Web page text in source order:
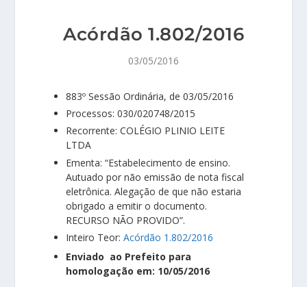
Acórdão 1.802/2016
03/05/2016
883º Sessão Ordinária, de 03/05/2016
Processos: 030/020748/2015
Recorrente: COLÉGIO PLINIO LEITE
LTDA
Ementa: “Estabelecimento de ensino.
Autuado por não emissão de nota fiscal
eletrônica. Alegação de que não estaria
obrigado a emitir o documento.
RECURSO NÃO PROVIDO”.
Inteiro Teor:Acórdão 1.802/2016
Enviado ao Prefeito para
homologação em: 10/05/2016